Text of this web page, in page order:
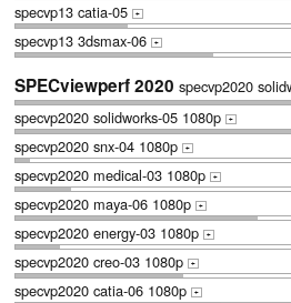
specvp13 catia-05 +
specvp13 3dsmax-06 +
SPECviewperf 2020 specvp2020
specvp2020 solidworks-05 1080p +
specvp2020 snx-04 1080p +
specvp2020 medical-03 1080p +
specvp2020 maya-06 1080p +
specvp2020 energy-03 1080p +
specvp2020 creo-03 1080p +
specvp2020 catia-06 1080p +